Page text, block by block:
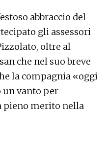
abbraccio del
gli assessori
oltre al
che nel suo breve
la compagnia «oggi
vanto per
pieno merito nella